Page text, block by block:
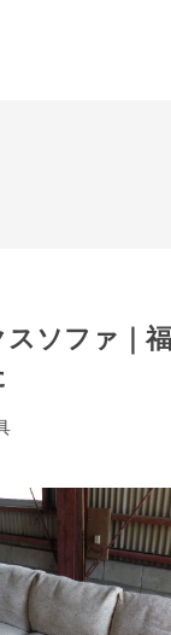
ソファ｜